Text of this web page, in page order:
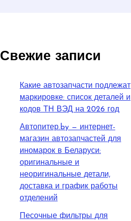
Свежие записи
Какие автозапчасти подлежат
маркировке: список деталей и
кодов ТН ВЭД на 2026 год
Автопитер.by — интернет-
магазин автозапчастей для
иномарок в Беларуси:
оригинальные и
неоригинальные детали,
доставка и график работы
отделений
Песочные фильтры для